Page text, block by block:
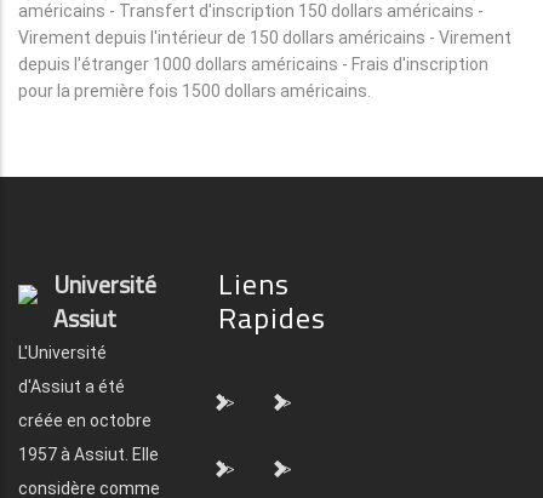
américains - Transfert d'inscription 150 dollars américains -
Virement depuis l'intérieur de 150 dollars américains - Virement
depuis l'étranger 1000 dollars américains - Frais d'inscription
pour la première fois 1500 dollars américains.
Université
Assiut
L'Université
d'Assiut a été
créée en octobre
1957 à Assiut. Elle
considère comme
Liens
Rapides
"> ">
"> ">